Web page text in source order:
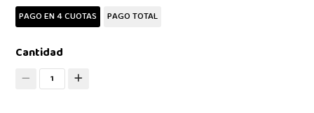
PAGO EN 4 CUOTAS PAGO TOTAL
Cantidad
1